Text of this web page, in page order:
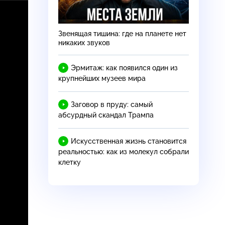
Звенящая тишина: где на планете нет
никаких звуков
Эрмитаж: как появился один из
крупнейших музеев мира
Заговор в пруду: самый
абсурдный скандал Трампа
Искусственная жизнь становится
реальностью: как из молекул собрали
клетку